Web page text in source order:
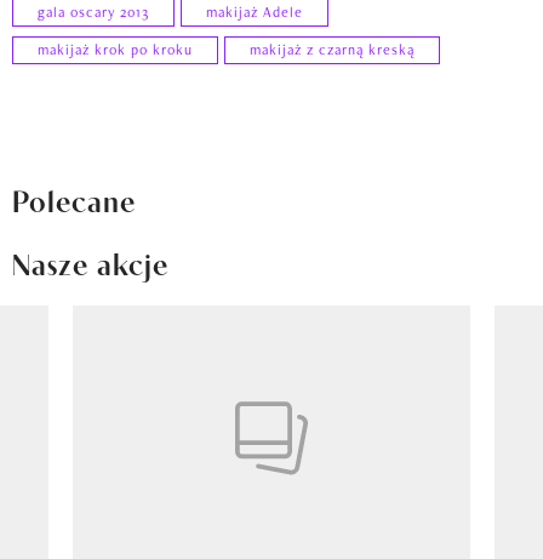
gala oscary 2013
makijaż Adele
makijaż krok po kroku
makijaż z czarną kreską
Polecane
Nasze akcje